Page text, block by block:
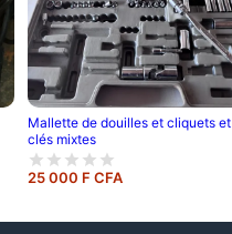
Mallette de douilles et cliquets et
clés mixtes
25 000 F CFA